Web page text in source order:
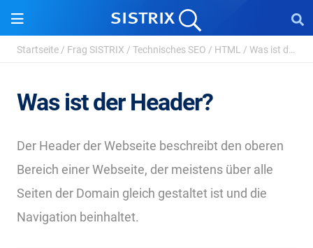
Startseite / Frag SISTRIX / Technisches SEO / HTML / Was ist der Header?
Was ist der Header?
Der Header der Webseite beschreibt den oberen
Bereich einer Webseite, der meistens über alle
Seiten der Domain gleich gestaltet ist und die
Navigation beinhaltet.